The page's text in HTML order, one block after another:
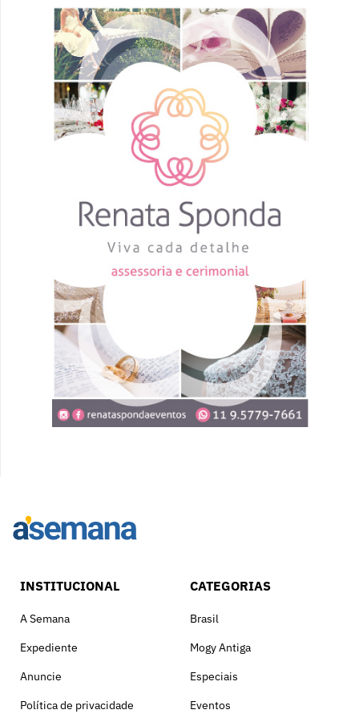
INSTITUCIONAL
A Semana
Expediente
Anuncie
Política de privacidade
CATEGORIAS
Brasil
Mogy Antiga
Especiais
Eventos